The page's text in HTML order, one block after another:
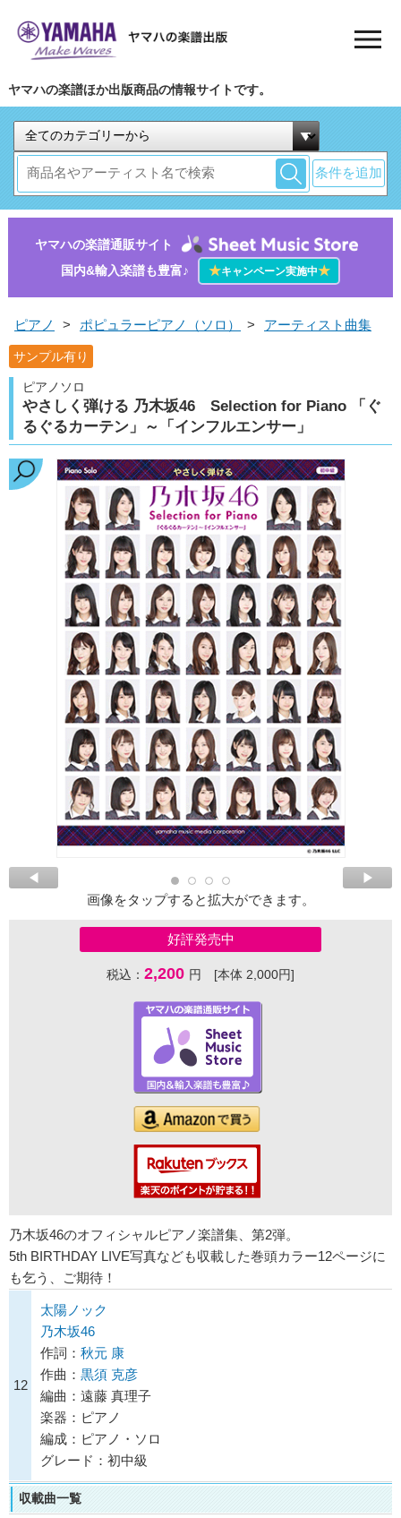
ヤマハの楽譜ほか出版商品の情報サイトです。
条件を追加
ヤマハの楽譜通販サイト
国内&輸入楽譜も豊富♪
★キャンペーン実施中★
ピアノ > ポピュラーピアノ（ソロ） > アーティスト曲集
サンプル有り
ピアノソロ
やさしく弾ける 乃木坂46 Selection for Piano 「ぐ
るぐるカーテン」～「インフルエンサー」
画像をタップすると拡大ができます。
好評発売中
税込： 2,200 円 [本体 2,000円]
乃木坂46のオフィシャルピアノ楽譜集、第2弾。
5th BIRTHDAY LIVE写真なども収載した巻頭カラー12ページに
も乞う、ご期待！
12
太陽ノック
乃木坂46
作詞： 秋元 康
作曲： 黒須 克彦
編曲：遠藤 真理子
楽器：ピアノ
編成：ピアノ・ソロ
グレード：初中級
収載曲一覧